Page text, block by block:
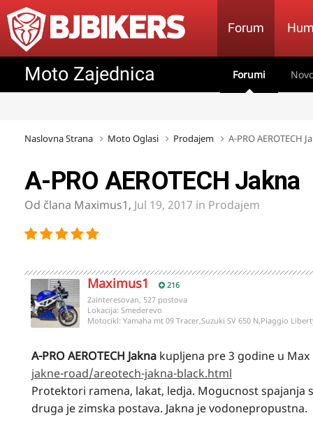
Forum
Moto Zajednica Forumi
Naslovna Strana Moto Oglasi Prodajem A-PRO AEROTECH
A-PRO AEROTECH Jakna
Od člana Maximus1, Jul 19, 2017 in Prodajem
Maximus1
216
Zainteresovan, 527 postova
Lokacija: Smederevo
Motocikl: Yamaha mt 09 Tracer,Suzuki SV 650 N,Piaggio
A-PRO AEROTECH Jakna kupljena pre 3 godine u
jakne-road/areotech-jakna-black.html
Protektori ramena, lakat, ledja. Mogucnost spajanja
druga je zimska postava. Jakna je vodonepropustna.